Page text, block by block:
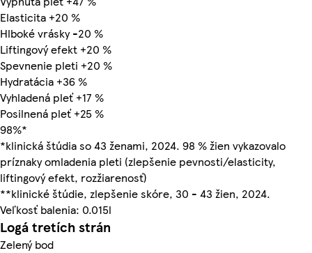
Elasticita +20 %
Hlboké vrásky -20 %
Liftingový efekt +20 %
Spevnenie pleti +20 %
Hydratácia +36 %
Vyhladená pleť +17 %
Posilnená pleť +25 %
98%*
*klinická štúdia so 43 ženami, 2024. 98 % žien vykazovalo
príznaky omladenia pleti (zlepšenie pevnosti/elasticity,
liftingový efekt, rozžiarenosť)
**klinické štúdie, zlepšenie skóre, 30 - 43 žien, 2024.
Veľkosť balenia: 0.015l
Logá tretích strán
Zelený bod